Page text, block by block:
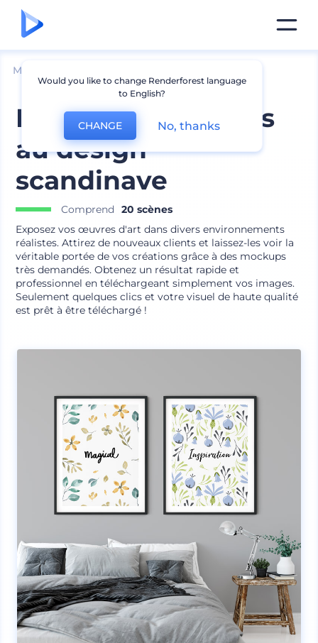
Mockups
Mockups de cadres
au design
scandinave
Comprend
20 scènes
Exposez vos œuvres d'art dans divers environnements
réalistes. Attirez de nouveaux clients et laissez-les voir la
véritable portée de vos créations grâce à des mockups
très demandés. Obtenez un résultat rapide et
professionnel en téléchargeant simplement vos images.
Seulement quelques clics et votre visuel de haute qualité
est prêt à être téléchargé !
Would you like to change Renderforest language
to English?
CHANGE No, thanks